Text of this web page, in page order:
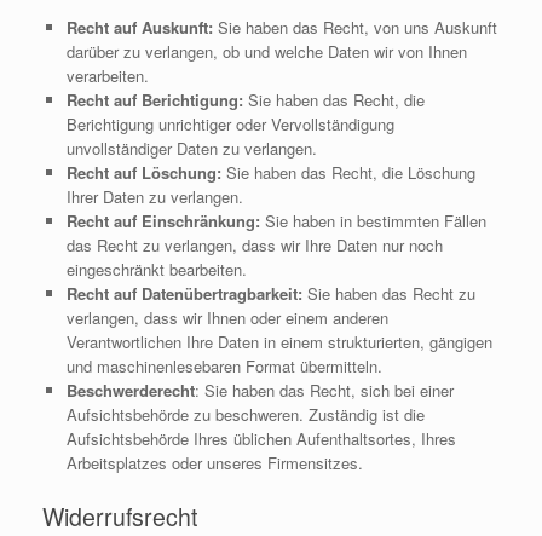
Recht auf Auskunft: Sie haben das Recht, von uns Auskunft
darüber zu verlangen, ob und welche Daten wir von Ihnen
verarbeiten.
Recht auf Berichtigung: Sie haben das Recht, die
Berichtigung unrichtiger oder Vervollständigung
unvollständiger Daten zu verlangen.
Recht auf Löschung: Sie haben das Recht, die Löschung
Ihrer Daten zu verlangen.
Recht auf Einschränkung: Sie haben in bestimmten Fällen
das Recht zu verlangen, dass wir Ihre Daten nur noch
eingeschränkt bearbeiten.
Recht auf Datenübertragbarkeit: Sie haben das Recht zu
verlangen, dass wir Ihnen oder einem anderen
Verantwortlichen Ihre Daten in einem strukturierten, gängigen
und maschinenlesebaren Format übermitteln.
Beschwerderecht: Sie haben das Recht, sich bei einer
Aufsichtsbehörde zu beschweren. Zuständig ist die
Aufsichtsbehörde Ihres üblichen Aufenthaltsortes, Ihres
Arbeitsplatzes oder unseres Firmensitzes.
Widerrufsrecht